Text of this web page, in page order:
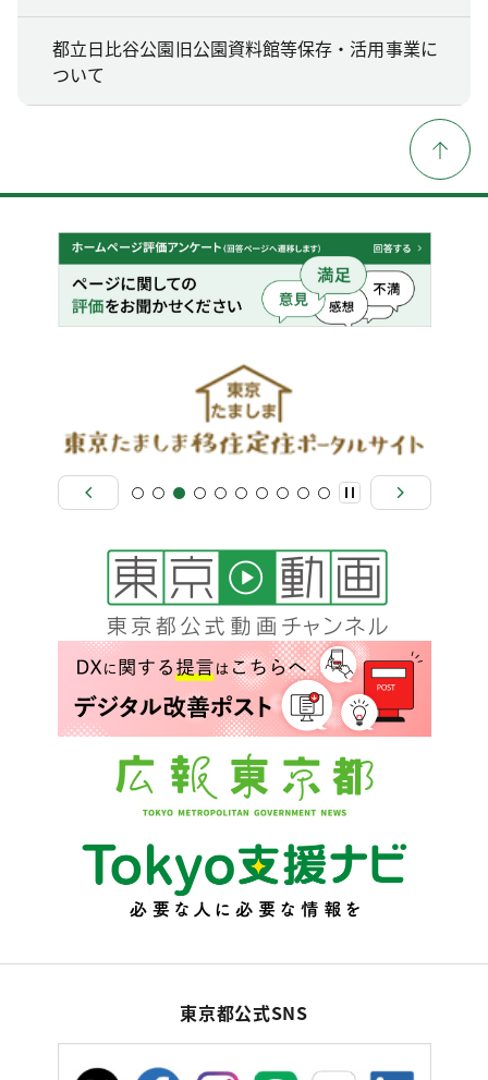
都立日比谷公園旧公園資料館等保存・活用事業に
ついて
東京都公式SNS